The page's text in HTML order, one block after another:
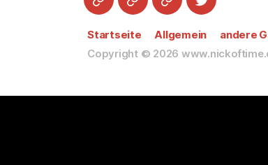
StartseiteDatenschutzerklärung
Impressum
Twitter
Startseite Allgemein andere
Copyright © 2026